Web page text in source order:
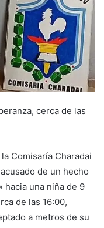
cerca de las
Comisaría Charadai
de un hecho
hacia una niña de 9
de las 16:00,
a metros de su